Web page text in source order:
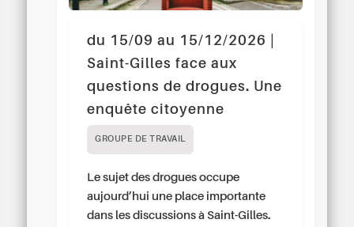
du 15/09 au 15/12/2026 |
Saint-Gilles face aux
questions de drogues. Une
enquête citoyenne
GROUPE DE TRAVAIL
Le sujet des drogues occupe
aujourd’hui une place importante
dans les discussions à Saint-Gilles.